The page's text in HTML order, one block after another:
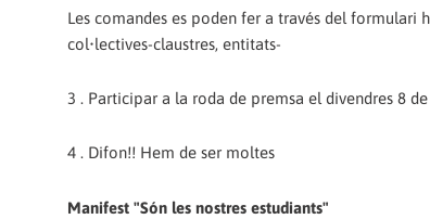
Les comandes es poden fer a través del
col•lectives-claustres, entitats-
3 . Participar a la roda de premsa el divendres 8
4 . Difon!! Hem de ser moltes
Manifest "Són les nostres estudiants"